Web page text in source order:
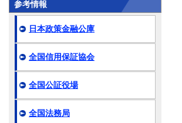
参考情報
日本政策金融公庫
全国信用保証協会
全国公証役場
全国法務局